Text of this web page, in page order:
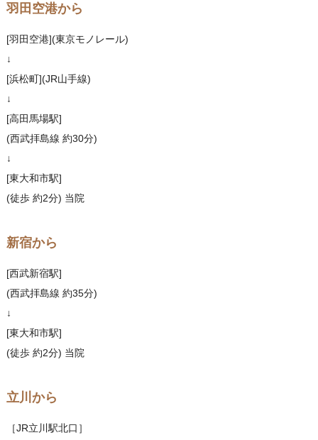
羽田空港から
[羽田空港](東京モノレール)
↓
[浜松町](JR山手線)
↓
[高田馬場駅]
(西武拝島線 約30分)
↓
[東大和市駅]
(徒歩 約2分) 当院
新宿から
[西武新宿駅]
(西武拝島線 約35分)
↓
[東大和市駅]
(徒歩 約2分) 当院
立川から
［JR立川駅北口］